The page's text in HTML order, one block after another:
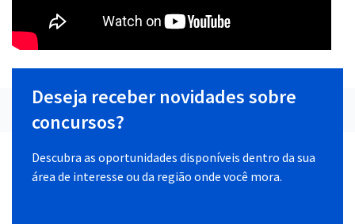
Deseja receber novidades sobre
concursos?
Descubra as oportunidades disponíveis dentro da sua
área de interesse ou da região onde você mora.